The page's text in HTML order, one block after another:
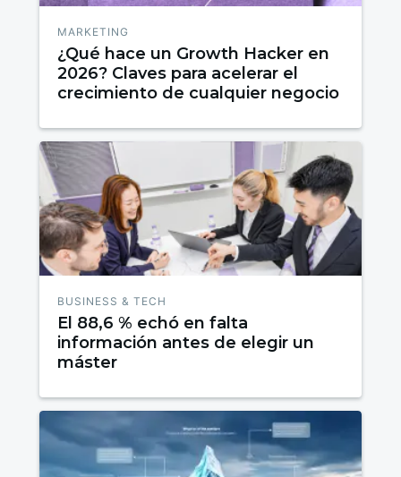
MARKETING
¿Qué hace un Growth Hacker en
2026? Claves para acelerar el
crecimiento de cualquier negocio
BUSINESS & TECH
El 88,6 % echó en falta
información antes de elegir un
máster